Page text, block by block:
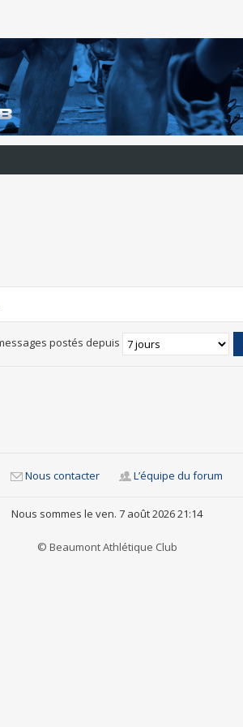
postés depuis
L’équipe du forum
Nous contacter
Nous sommes le ven. 7 août 2026 21:14
© Beaumont Athlétique Club